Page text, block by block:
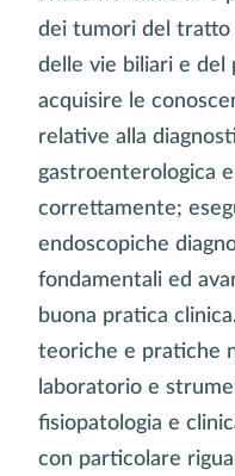
dei tumori del tratto
delle vie biliari e del
acquisire le
relative alla
gastroenterologica
correttamente;
endoscopiche
fondamentali ed
buona pratica
teoriche e pratiche
laboratorio e
fisiopatologia e
con particolare